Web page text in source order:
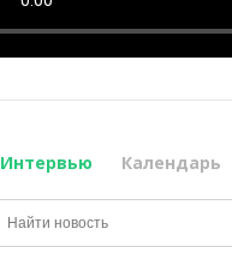
Интервью Календарь